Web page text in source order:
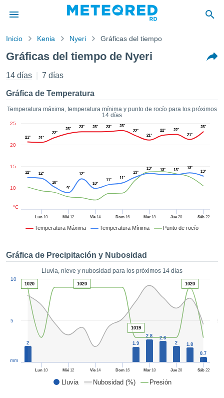
de
ha sido
por
para
que la
calidad.
a este
las
y
forma
digital
permite
contenido
sin coste.
botón
la
ACEPTAR
CONTINUAR
CONFIGURACIÓN
Inicio Kenia Nyeri Gráficas del tiempo
Gráficas del tiempo de Nyeri
14 días 7 días
Gráfica de Temperatura
Temperatura máxima, temperatura mínima y punto de rocío para los próximos
14 días
Temperatura Máxima Temperatura Mínima Punto de rocío
Lun 10 Mié 12 Vie 14 Dom16 Mar18 Jue 20 Sáb22
10
15
20
25
°C
21° 21°
22°
23° 23° 23° 23°
23°
22°
21°
22°
22°
21°
23°
12°
12°
10°
9°
12°
10°
11° 11°
13°
13° 13° 13° 13°
13°
Gráfica de Precipitación y Nubosidad
Lluvia, nieve y nubosidad para los próximos 14 días
Lluvia Nubosidad (%) Presión
50
Lun 10 Mié 12 Vie 14 Dom16 Mar18 Jue 20 Sáb22
5
10
mm
2 1.9
2.8
2.6
2
1.8
0.7
1020 1020
1019
1020